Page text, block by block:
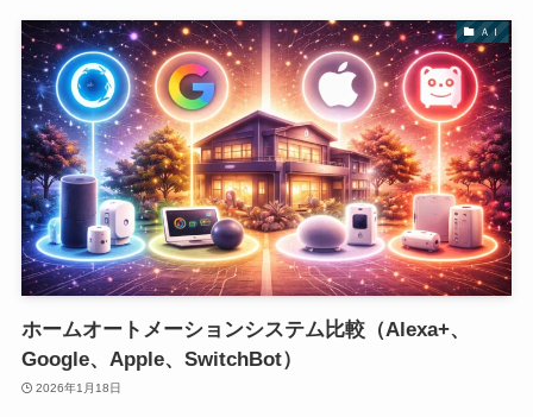
ＡＩ
ホームオートメーションシステム比較（Alexa+、
Google、Apple、SwitchBot）
2026年1月18日